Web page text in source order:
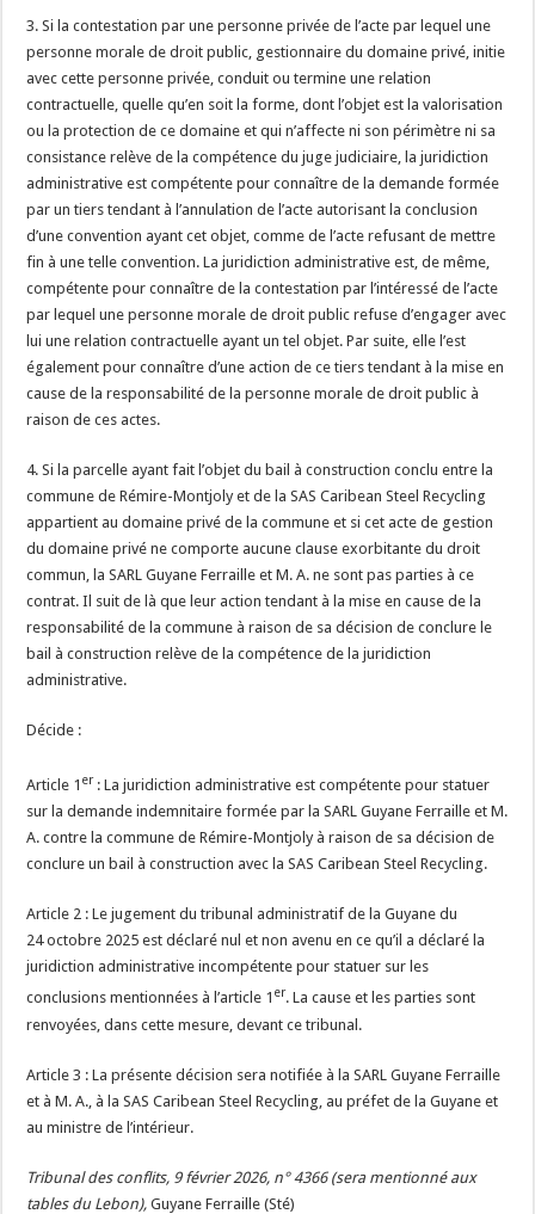
3. Si la contestation par une personne privée de l’acte par lequel une
personne morale de droit public, gestionnaire du domaine privé, initie
avec cette personne privée, conduit ou termine une relation
contractuelle, quelle qu’en soit la forme, dont l’objet est la valorisation
ou la protection de ce domaine et qui n’affecte ni son périmètre ni sa
consistance relève de la compétence du juge judiciaire, la juridiction
administrative est compétente pour connaître de la demande formée
par un tiers tendant à l’annulation de l’acte autorisant la conclusion
d’une convention ayant cet objet, comme de l’acte refusant de mettre
fin à une telle convention. La juridiction administrative est, de même,
compétente pour connaître de la contestation par l’intéressé de l’acte
par lequel une personne morale de droit public refuse d’engager avec
lui une relation contractuelle ayant un tel objet. Par suite, elle l’est
également pour connaître d’une action de ce tiers tendant à la mise en
cause de la responsabilité de la personne morale de droit public à
raison de ces actes.
4. Si la parcelle ayant fait l’objet du bail à construction conclu entre la
commune de Rémire-Montjoly et de la SAS Caribean Steel Recycling
appartient au domaine privé de la commune et si cet acte de gestion
du domaine privé ne comporte aucune clause exorbitante du droit
commun, la SARL Guyane Ferraille et M. A. ne sont pas parties à ce
contrat. Il suit de là que leur action tendant à la mise en cause de la
responsabilité de la commune à raison de sa décision de conclure le
bail à construction relève de la compétence de la juridiction
administrative.
Décide :
Article 1 er : La juridiction administrative est compétente pour statuer
sur la demande indemnitaire formée par la SARL Guyane Ferraille et M.
A. contre la commune de Rémire-Montjoly à raison de sa décision de
conclure un bail à construction avec la SAS Caribean Steel Recycling.
Article 2 : Le jugement du tribunal administratif de la Guyane du
24 octobre 2025 est déclaré nul et non avenu en ce qu’il a déclaré la
juridiction administrative incompétente pour statuer sur les
conclusions mentionnées à l’article 1 er. La cause et les parties sont
renvoyées, dans cette mesure, devant ce tribunal.
Article 3 : La présente décision sera notifiée à la SARL Guyane Ferraille
et à M. A., à la SAS Caribean Steel Recycling, au préfet de la Guyane et
au ministre de l’intérieur.
Tribunal des conflits, 9 février 2026, n° 4366 (sera mentionné aux
tables du Lebon), Guyane Ferraille (Sté)